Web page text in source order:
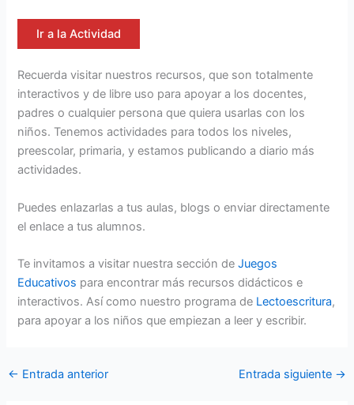
Ir a la Actividad
Recuerda visitar nuestros recursos, que son totalmente
interactivos y de libre uso para apoyar a los docentes,
padres o cualquier persona que quiera usarlas con los
niños. Tenemos actividades para todos los niveles,
preescolar, primaria, y estamos publicando a diario más
actividades.
Puedes enlazarlas a tus aulas, blogs o enviar directamente
el enlace a tus alumnos.
Te invitamos a visitar nuestra sección deJuegos
Educativos para encontrar más recursos didácticos e
interactivos. Así como nuestro programa de Lectoescritura,
para apoyar a los niños que empiezan a leer y escribir.
← Entrada anterior Entrada siguiente →